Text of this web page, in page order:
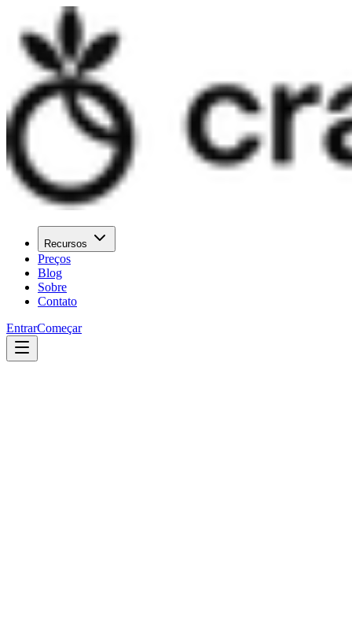
Recursos
Preços
Blog
Sobre
Contato
EntrarComeçar